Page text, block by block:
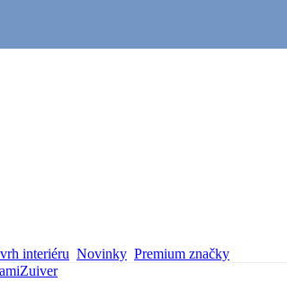
interiéru Novinky Premium značky
Zuiver